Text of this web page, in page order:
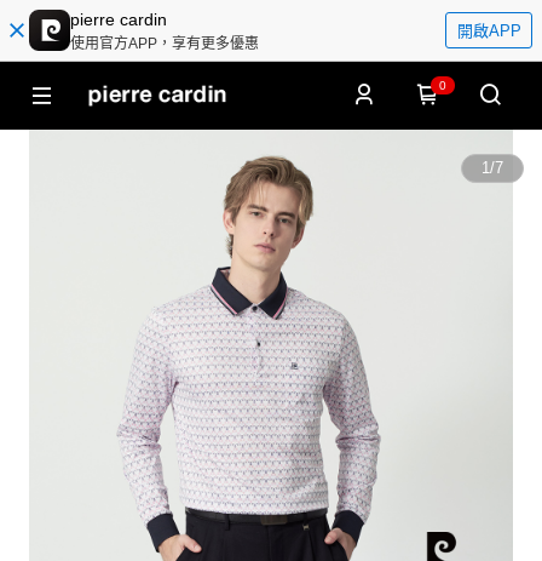
pierre cardin
使用官方APP，享有更多優惠
開啟APP
0
1/7